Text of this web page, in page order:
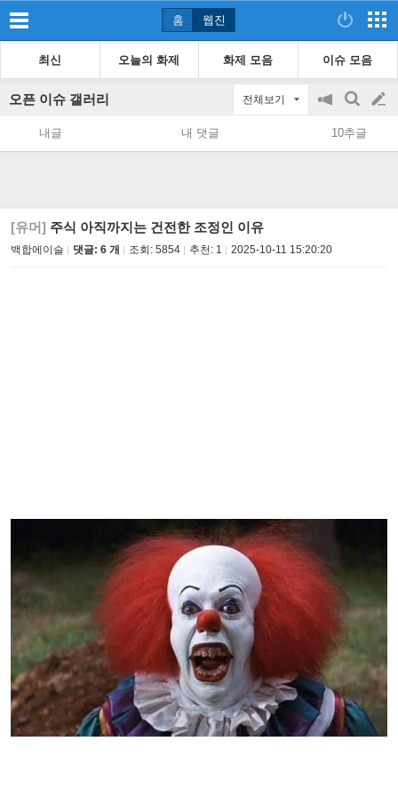
홈 웹진
최신 오늘의 화제 화제 모음 이슈 모음
오픈 이슈 갤러리 전체보기
공
지
on/off
검
색
글
쓰
내글 내 댓글 10추글
[유머] 주식 아직까지는 건전한 조정인 이유
백합에이슬 댓글: 6 개 조회: 5854 추천: 1 2025-10-11 15:20:20